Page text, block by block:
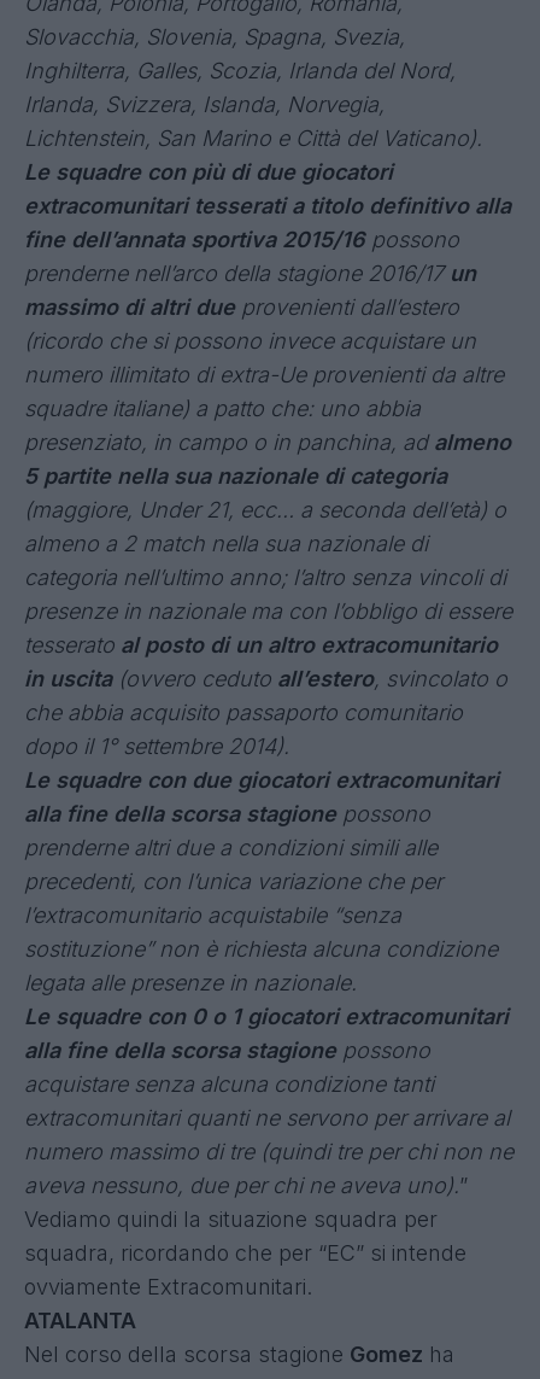
Slovacchia, Slovenia, Spagna, Svezia,
Inghilterra, Galles, Scozia, Irlanda del Nord,
Irlanda, Svizzera, Islanda, Norvegia,
Lichtenstein, San Marino e Città del Vaticano).
Le squadre con più di due giocatori
extracomunitari tesserati a titolo definitivo alla
fine dell’annata sportiva 2015/16 possono
prenderne nell’arco della stagione 2016/17 un
massimo di altri due provenienti dall’estero
(ricordo che si possono invece acquistare un
numero illimitato di extra-Ue provenienti da altre
squadre italiane) a patto che: uno abbia
presenziato, in campo o in panchina, adalmeno
5 partite nella sua nazionale di categoria
(maggiore, Under 21, ecc… a seconda dell’età) o
almeno a 2 match nella sua nazionale di
categoria nell’ultimo anno; l’altro senza vincoli di
presenze in nazionale ma con l’obbligo di essere
tesserato al posto di un altro extracomunitario
in uscita(ovvero ceduto all’estero, svincolato o
che abbia acquisito passaporto comunitario
dopo il 1° settembre 2014).
Le squadre con due giocatori extracomunitari
alla fine della scorsa stagione possono
prenderne altri due a condizioni simili alle
precedenti, con l’unica variazione che per
l’extracomunitario acquistabile “senza
sostituzione” non è richiesta alcuna condizione
legata alle presenze in nazionale.
Le squadre con 0 o 1 giocatori extracomunitari
alla fine della scorsa stagione possono
acquistare senza alcuna condizione tanti
extracomunitari quanti ne servono per arrivare al
numero massimo di tre (quindi tre per chi non ne
aveva nessuno, due per chi ne aveva uno).”
Vediamo quindi la situazione squadra per
squadra, ricordando che per “EC” si intende
ovviamente Extracomunitari.
ATALANTA
Nel corso della scorsa stagione Gomez ha